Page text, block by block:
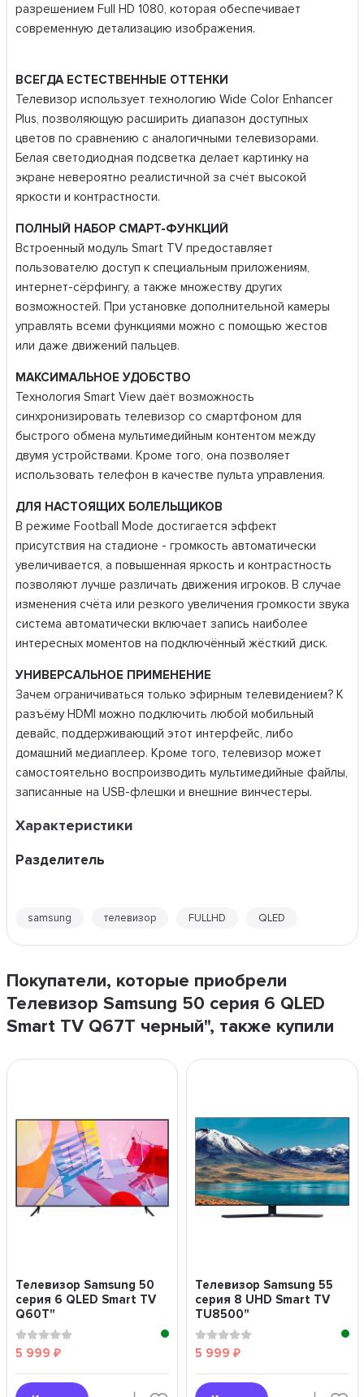
разрешением Full HD 1080, которая обеспечивает
современную детализацию изображения.
ВСЕГДА ЕСТЕСТВЕННЫЕ ОТТЕНКИ
Телевизор использует технологию Wide Color Enhancer
Plus, позволяющую расширить диапазон доступных
цветов по сравнению с аналогичными телевизорами.
Белая светодиодная подсветка делает картинку на
экране невероятно реалистичной за счёт высокой
яркости и контрастности.
ПОЛНЫЙ НАБОР СМАРТ-ФУНКЦИЙ
Встроенный модуль Smart TV предоставляет
пользователю доступ к специальным приложениям,
интернет-сёрфингу, а также множеству других
возможностей. При установке дополнительной камеры
управлять всеми функциями можно с помощью жестов
или даже движений пальцев.
МАКСИМАЛЬНОЕ УДОБСТВО
Технология Smart View даёт возможность
синхронизировать телевизор со смартфоном для
быстрого обмена мультимедийным контентом между
двумя устройствами. Кроме того, она позволяет
использовать телефон в качестве пульта управления.
ДЛЯ НАСТОЯЩИХ БОЛЕЛЬЩИКОВ
В режиме Football Mode достигается эффект
присутствия на стадионе - громкость автоматически
увеличивается, а повышенная яркость и контрастность
позволяют лучше различать движения игроков. В случае
изменения счёта или резкого увеличения громкости звука
система автоматически включает запись наиболее
интересных моментов на подключённый жёсткий диск.
УНИВЕРСАЛЬНОЕ ПРИМЕНЕНИЕ
Зачем ограничиваться только эфирным телевидением? К
разъёму HDMI можно подключить любой мобильный
девайс, поддерживающий этот интерфейс, либо
домашний медиаплеер. Кроме того, телевизор может
самостоятельно воспроизводить мультимедийные файлы,
записанные на USB-флешки и внешние винчестеры.
Характеристики
Разделитель
samsung телевизор FULLHD QLED
Покупатели, которые приобрели
Телевизор Samsung 50 серия 6 QLED
Smart TV Q67T черный", также купили
Телевизор Samsung 50
серия 6 QLED Smart TV
Q60T"
5 999 ₽
Телевизор Samsung 55
серия 8 UHD Smart TV
TU8500"
5 999 ₽